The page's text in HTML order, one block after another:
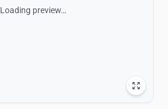
Loading preview…